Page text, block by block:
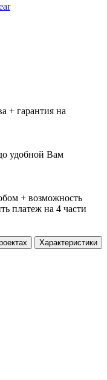
+ гарантия на
удобной Вам
+ возможность
платеж на 4 части
Характеристики